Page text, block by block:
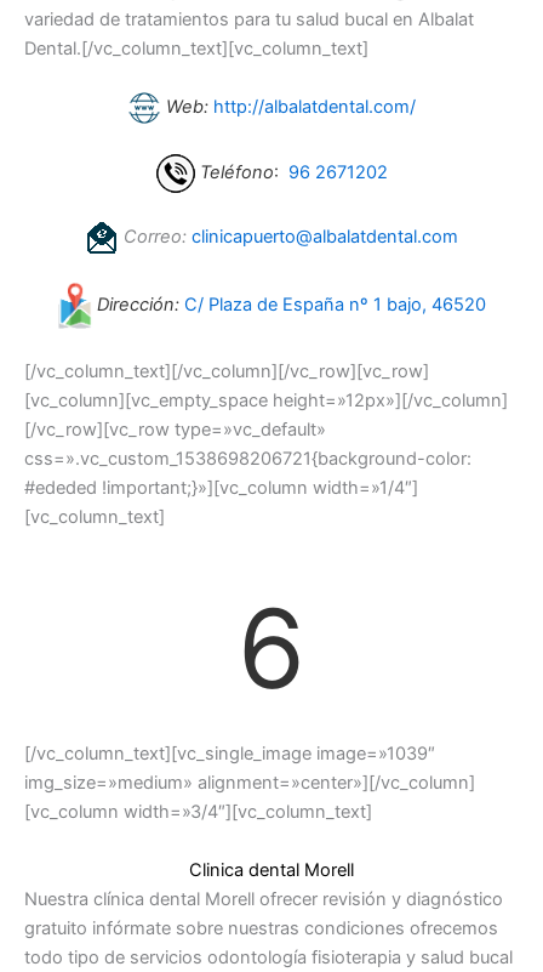
variedad de tratamientos para tu salud bucal en Albalat
Dental.[/vc_column_text][vc_column_text]
Web: http://albalatdental.com/
Teléfono: 96 2671202
Correo: clinicapuerto@albalatdental.com
Dirección: C/ Plaza de España nº 1 bajo, 46520
[/vc_column_text][/vc_column][/vc_row][vc_row]
[vc_column][vc_empty_space height=»12px»][/vc_column]
[/vc_row][vc_row type=»vc_default»
css=».vc_custom_1538698206721{background-color:
#ededed !important;}»][vc_column width=»1/4″]
[vc_column_text]
6
[/vc_column_text][vc_single_image image=»1039″
img_size=»medium» alignment=»center»][/vc_column]
[vc_column width=»3/4″][vc_column_text]
Clinica dental Morell
Nuestra clínica dental Morell ofrecer revisión y diagnóstico
gratuito infórmate sobre nuestras condiciones ofrecemos
todo tipo de servicios odontología fisioterapia y salud bucal